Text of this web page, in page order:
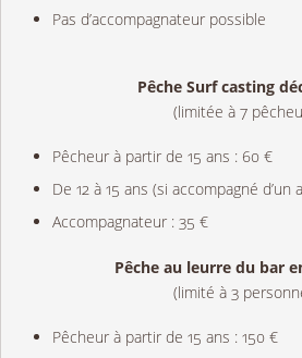
Pas d’accompagnateur possible
Pêche Surf casting
(limitée à 7
Pêcheur à partir de 15 ans : 60 €
De 12 à 15 ans (si accompagné
Accompagnateur : 35 €
Pêche au leurre du bar
(limité à 3
Pêcheur à partir de 15 ans : 150 €